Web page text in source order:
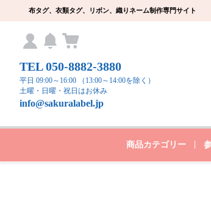
布タグ、衣類タグ、リボン、織りネーム制作専門サイト
TEL 050-8882-3880
平日 09:00～16:00 （13:00～14:00を除く）
土曜・日曜・祝日はお休み
info@sakuralabel.jp
商品カテゴリー